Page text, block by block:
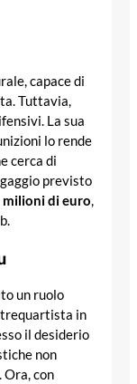
capace di
Tuttavia,
La sua
lo rende
cerca di
previsto
milioni di euro,
un ruolo
in
il desiderio
non
Ora, con